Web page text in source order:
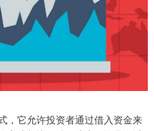
，它允许投资者通过借入资金来